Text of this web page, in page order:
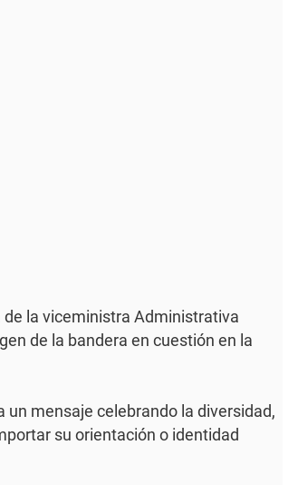
la viceministra Administrativa
de la bandera en cuestión en la
mensaje celebrando la diversidad,
su orientación o identidad